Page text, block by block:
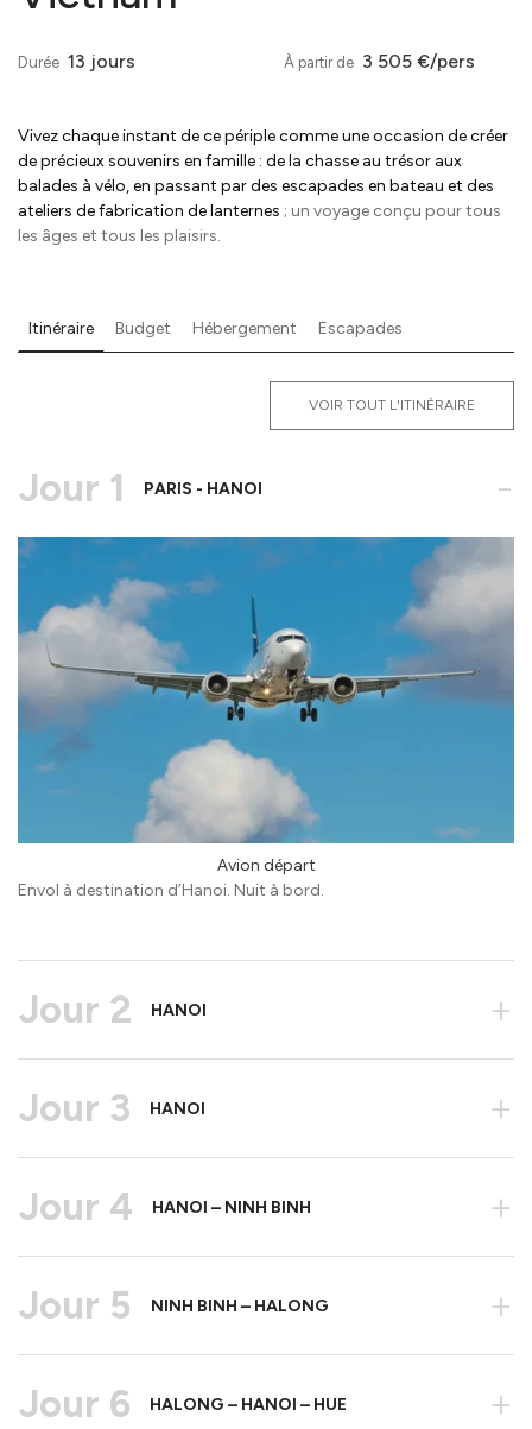
Durée 13 jours À partir de 3 505 €/pers
Vivez chaque instant de ce périple comme une occasion de créer
de précieux souvenirs en famille : de la chasse au trésor aux
balades à vélo, en passant par des escapades en bateau et des
ateliers de fabrication de lanternes ; un voyage conçu pour tous
les âges et tous les plaisirs.
Itinéraire Budget Hébergement Escapades
VOIR TOUT L'ITINÉRAIRE
Jour 1 PARIS - HANOI -
Avion départ
Envol à destination d’Hanoi. Nuit à bord.
Jour 2 HANOI +
Jour 3 HANOI +
Jour 4 HANOI – NINH BINH +
Jour 5 NINH BINH – HALONG +
Jour 6 HALONG – HANOI – HUE +